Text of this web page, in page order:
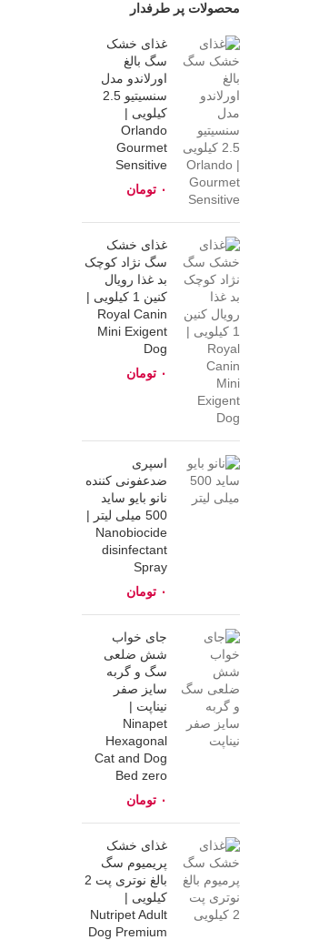
محصولات پر طرفدار
غذای خشک
سگ بالغ
اورلاندو مدل
سنسیتیو 2.5
کیلویی |
Orlando
Gourmet
Sensitive
تومان
غذای خشک
سگ نژاد کوچک
بد غذا رویال
کنین 1 کیلویی |
Royal Canin
Mini Exigent
Dog
تومان
اسپری
ضدعفونی کننده
نانو بایو ساید
500 میلی لیتر |
Nanobiocide
disinfectant
Spray
تومان
جای خواب
شش ضلعی
سگ و گربه
سایز صفر
نیناپت |
Ninapet
Hexagonal
Cat and Dog
Bed zero
تومان
غذای خشک
پریمیوم سگ‌
بالغ نوتری پت 2
کیلویی |
Nutripet Adult
Dog Premium